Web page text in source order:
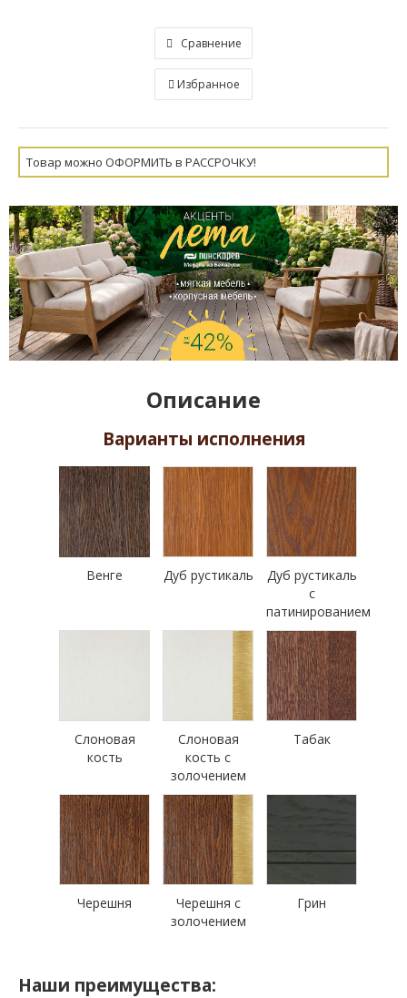
Сравнение
Избранное
Товар можно ОФОРМИТЬ в РАССРОЧКУ!
Описание
Варианты исполнения
Венге Дуб рустикаль
Дуб рустикаль
с
патинированием
Слоновая
кость
Слоновая
кость с
золочением
Табак
Черешня
Черешня с
золочением
Грин
Наши преимущества: